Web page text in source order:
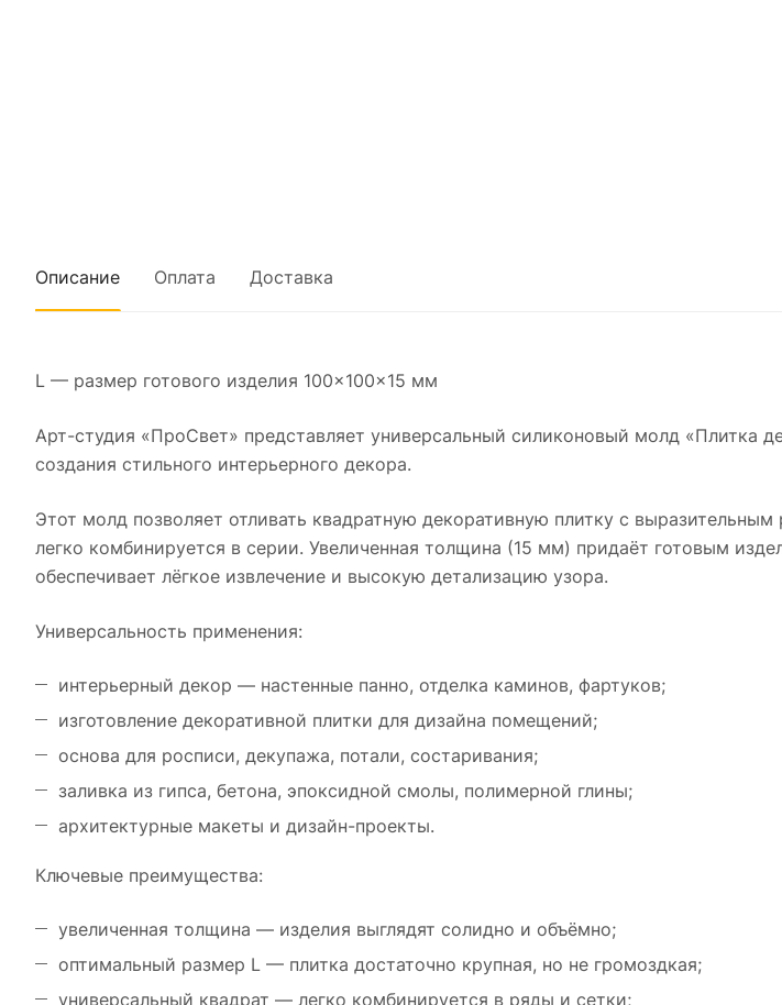
Описание Оплата Доставка
L — размер готового изделия 100×100×15 мм
Арт-студия «ПроСвет» представляет универсальный силиконовый молд «Плитка
создания стильного интерьерного декора.
Этот молд позволяет отливать квадратную декоративную плитку с
легко комбинируется в серии. Увеличенная толщина (15 мм) придаёт готовым
обеспечивает лёгкое извлечение и высокую детализацию узора.
Универсальность применения:
интерьерный декор — настенные панно, отделка каминов, фартуков;
изготовление декоративной плитки для дизайна помещений;
основа для росписи, декупажа, потали, состаривания;
заливка из гипса, бетона, эпоксидной смолы, полимерной глины;
архитектурные макеты и дизайн-проекты.
Ключевые преимущества:
увеличенная толщина — изделия выглядят солидно и объёмно;
оптимальный размер L — плитка достаточно крупная, но не громоздкая;
универсальный квадрат — легко комбинируется в ряды и сетки;